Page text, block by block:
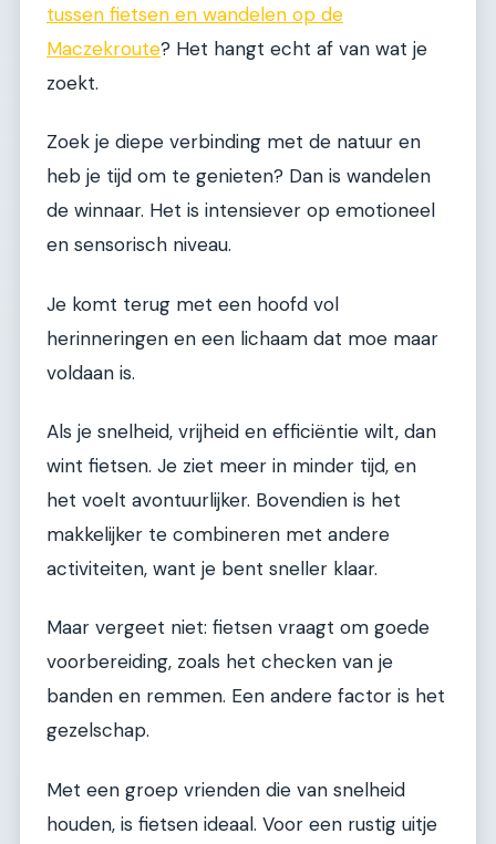
tussen fietsen en wandelen op de
Maczekroute? Het hangt echt af van wat je
zoekt.
Zoek je diepe verbinding met de natuur en
heb je tijd om te genieten? Dan is wandelen
de winnaar. Het is intensiever op emotioneel
en sensorisch niveau.
Je komt terug met een hoofd vol
herinneringen en een lichaam dat moe maar
voldaan is.
Als je snelheid, vrijheid en efficiëntie wilt, dan
wint fietsen. Je ziet meer in minder tijd, en
het voelt avontuurlijker. Bovendien is het
makkelijker te combineren met andere
activiteiten, want je bent sneller klaar.
Maar vergeet niet: fietsen vraagt om goede
voorbereiding, zoals het checken van je
banden en remmen. Een andere factor is het
gezelschap.
Met een groep vrienden die van snelheid
houden, is fietsen ideaal. Voor een rustig uitje